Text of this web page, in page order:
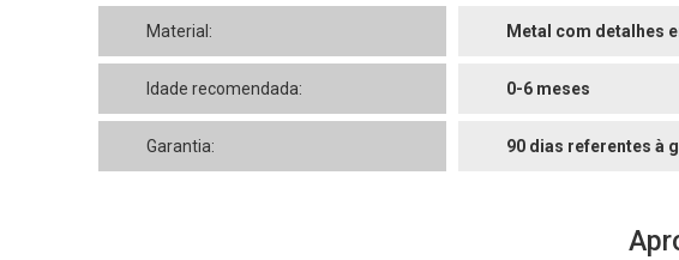
Material: Metal com detalhes
Idade recomendada: 0-6 meses
Garantia: 90 dias referentes à